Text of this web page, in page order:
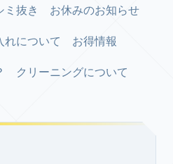
ミ抜き お休みのお知らせ
れについて お得情報
クリーニングについて